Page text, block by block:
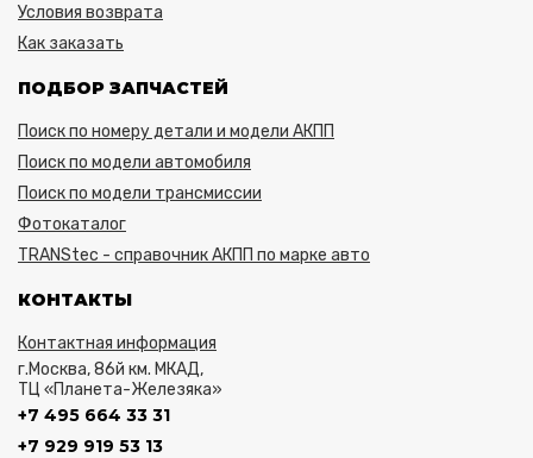
Условия возврата
Как заказать
ПОДБОР ЗАПЧАСТЕЙ
Поиск по номеру детали и модели АКПП
Поиск по модели автомобиля
Поиск по модели трансмиссии
Фотокаталог
TRANStec - справочник АКПП по марке авто
КОНТАКТЫ
Контактная информация
г.Москва, 86й км. МКАД,
ТЦ «Планета-Железяка»
+7 495 664 33 31
+7 929 919 53 13